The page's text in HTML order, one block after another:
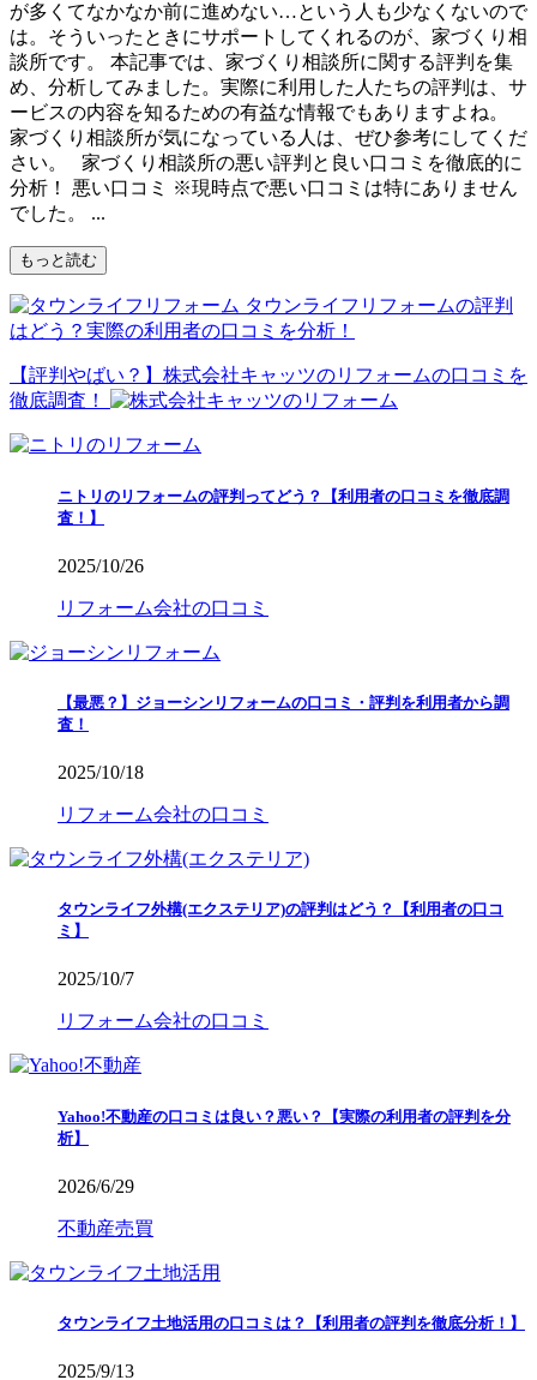
が多くてなかなか前に進めない…という人も少なくないので
は。そういったときにサポートしてくれるのが、家づくり相
談所です。 本記事では、家づくり相談所に関する評判を集
め、分析してみました。実際に利用した人たちの評判は、サ
ービスの内容を知るための有益な情報でもありますよね。
家づくり相談所が気になっている人は、ぜひ参考にしてくだ
さい。 家づくり相談所の悪い評判と良い口コミを徹底的に
分析！ 悪い口コミ ※現時点で悪い口コミは特にありません
でした。 ...
もっと読む
タウンライフリフォームの評判
はどう？実際の利用者の口コミを分析！
【評判やばい？】株式会社キャッツのリフォームの口コミを
徹底調査！
ニトリのリフォームの評判ってどう？【利用者の口コミを徹底調
査！】
2025/10/26
リフォーム会社の口コミ
【最悪？】ジョーシンリフォームの口コミ・評判を利用者から調
査！
2025/10/18
リフォーム会社の口コミ
タウンライフ外構(エクステリア)の評判はどう？【利用者の口コ
ミ】
2025/10/7
リフォーム会社の口コミ
Yahoo!不動産の口コミは良い？悪い？【実際の利用者の評判を分
析】
2026/6/29
不動産売買
タウンライフ土地活用の口コミは？【利用者の評判を徹底分析！】
2025/9/13